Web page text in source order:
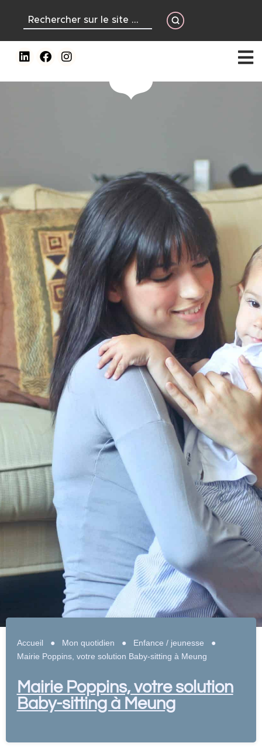
principal
Accueil ● Mon quotidien ● Enfance / jeunesse ●
Mairie Poppins, votre solution Baby-sitting à Meung
Mairie Poppins, votre solution
Baby-sitting à Meung